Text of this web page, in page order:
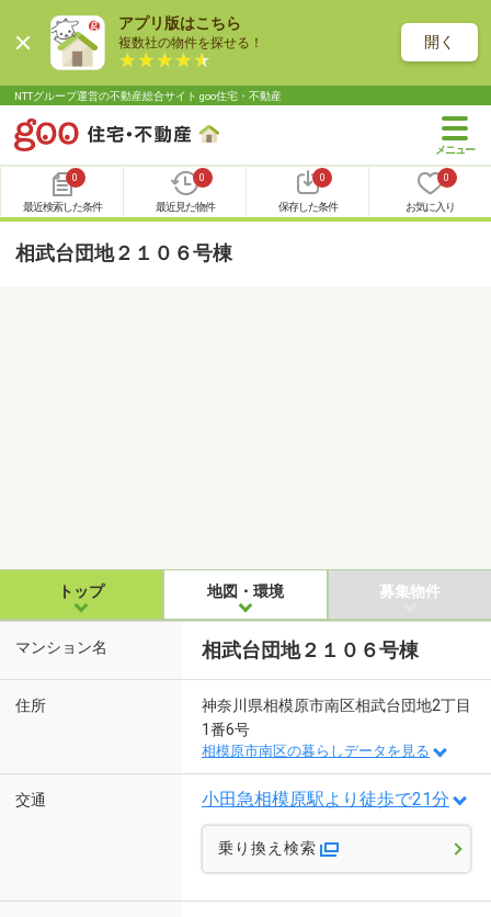
アプリ版はこちら
複数社の物件を探せる！ 開く
NTTグループ運営の不動産総合サイト goo住宅・不動産
0
最近検索した条件
0
最近見た物件
0
保存した条件
0
お気に入り
相武台団地２１０６号棟
トップ 地図・環境 募集物件
マンション名 相武台団地２１０６号棟
住所
神奈川県相模原市南区相武台団地2丁目
1番6号
相模原市南区の暮らしデータを見る
交通 小田急相模原駅より徒歩で21分
乗り換え検索